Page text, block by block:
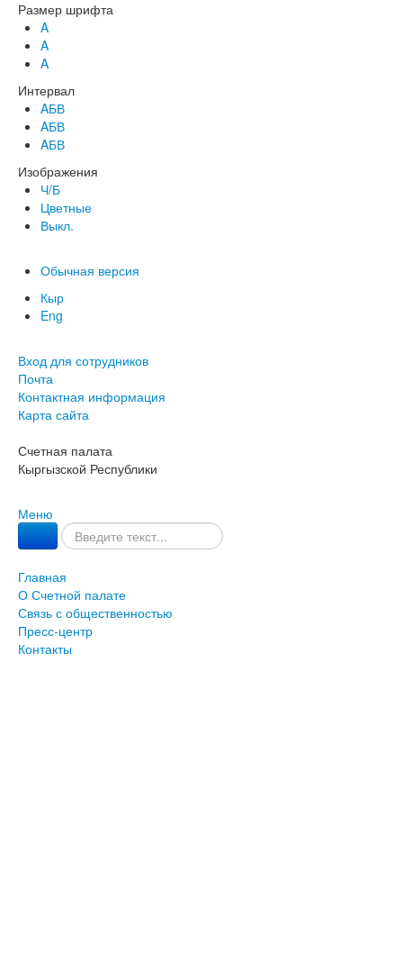
Размер шрифта
A
A
A
Интервал
AБВ
AБВ
AБВ
Изображения
Ч/Б
Цветные
Выкл.
Обычная версия
Кыр
Eng
Вход для сотрудников
Почта
Контактная информация
Карта сайта
Счетная палата
Кыргызской Республики
Меню
Главная
О Счетной палате
Связь с общественностью
Пресс-центр
Контакты